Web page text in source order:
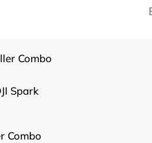
Combo
Spark
Combo